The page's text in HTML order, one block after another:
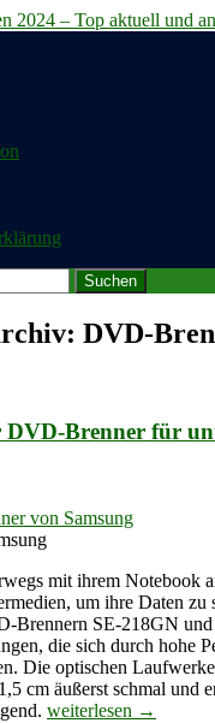
angesagt!
DVD-
Brenner für
mit ihrem Notebook
um ihre Daten zu
Brennern SE-218GN
die sich durch hohe
Die optischen
cm äußerst schmal und
Ultra-
weiterlesen →